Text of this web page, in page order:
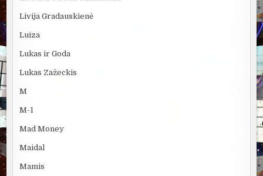
Livija Gradauskienė
Luiza
Lukas ir Goda
Lukas Zažeckis
M
M-1
Mad Money
Maidal
Mamis